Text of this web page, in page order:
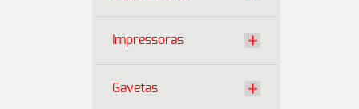
Impressoras
Gavetas